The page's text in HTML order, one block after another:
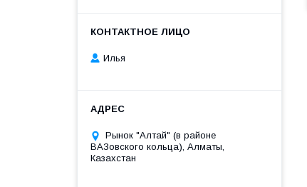
Илья
Рынок "Алтай" (в районе
ВАЗовского кольца), Алматы,
Казахстан